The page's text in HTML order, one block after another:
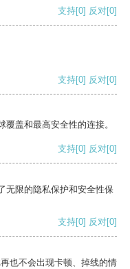
支持[0] 反对[0]
支持[0] 反对[0]
盖和最高安全性的连接。
支持[0] 反对[0]
无限的隐私保护和安全性保
支持[0] 反对[0]
也不会出现卡顿、掉线的情